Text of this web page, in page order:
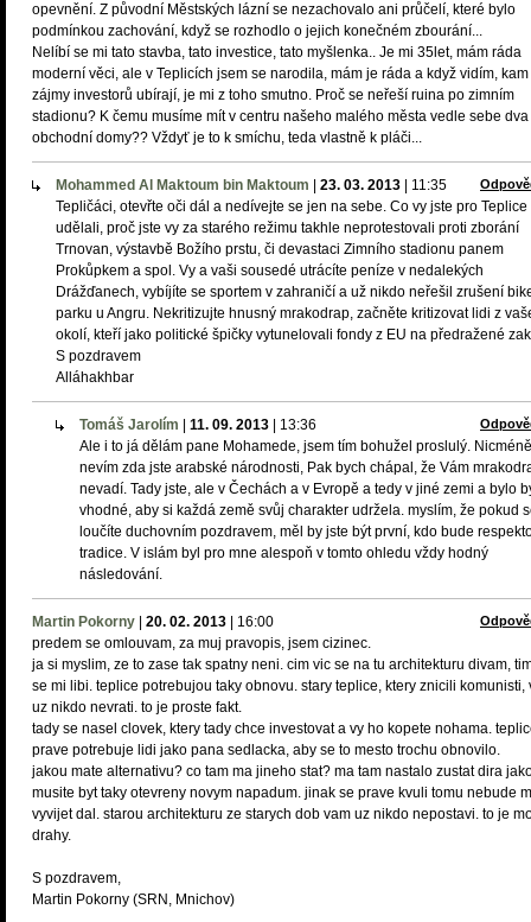
opevnění. Z původní Městských lázní se nezachovalo ani průčelí, které bylo
podmínkou zachování, když se rozhodlo o jejich konečném zbourání...
Nelíbí se mi tato stavba, tato investice, tato myšlenka.. Je mi 35let, mám ráda
moderní věci, ale v Teplicích jsem se narodila, mám je ráda a když vidím, kam
zájmy investorů ubírají, je mi z toho smutno. Proč se neřeší ruina po zimním
stadionu? K čemu musíme mít v centru našeho malého města vedle sebe dva
obchodní domy?? Vždyť je to k smíchu, teda vlastně k pláči...
Mohammed Al Maktoum bin Maktoum 23. 03. 2013 11:35
Tepličáci, otevřte oči dál a nedívejte se jen na sebe. Co vy jste pro Teplice
udělali, proč jste vy za starého režimu takhle neprotestovali proti zborání
Trnovan, výstavbě Božího prstu, či devastaci Zimního stadionu panem
Prokůpkem a spol. Vy a vaši sousedé utrácíte peníze v nedalekých
Drážďanech, vybíjíte se sportem v zahraničí a už nikdo neřešil zrušení
parku u Angru. Nekritizujte hnusný mrakodrap, začněte kritizovat lidi z
okolí, kteří jako politické špičky vytunelovali fondy z EU na předražené
S pozdravem
Alláhakhbar
Tomáš Jarolím 11. 09. 2013 13:36
Ale i to já dělám pane Mohamede, jsem tím bohužel proslulý. Nicméně
nevím zda jste arabské národnosti, Pak bych chápal, že Vám
nevadí. Tady jste, ale v Čechách a v Evropě a tedy v jiné zemi a bylo
vhodné, aby si každá země svůj charakter udržela. myslím, že pokud
loučíte duchovním pozdravem, měl by jste být první, kdo bude
tradice. V islám byl pro mne alespoň v tomto ohledu vždy hodný
následování.
Martin Pokorny 20. 02. 2013 16:00
predem se omlouvam, za muj pravopis, jsem cizinec.
ja si myslim, ze to zase tak spatny neni. cim vic se na tu architekturu divam,
se mi libi. teplice potrebujou taky obnovu. stary teplice, ktery znicili komunisti,
uz nikdo nevrati. to je proste fakt.
tady se nasel clovek, ktery tady chce investovat a vy ho kopete nohama.
prave potrebuje lidi jako pana sedlacka, aby se to mesto trochu obnovilo.
jakou mate alternativu? co tam ma jineho stat? ma tam nastalo zustat dira
musite byt taky otevreny novym napadum. jinak se prave kvuli tomu nebude
vyvijet dal. starou architekturu ze starych dob vam uz nikdo nepostavi. to je
drahy.
S pozdravem,
Martin Pokorny (SRN, Mnichov)